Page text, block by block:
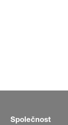
Společnost